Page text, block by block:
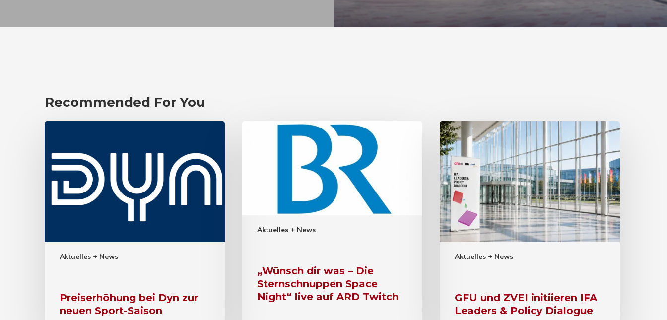
Recommended For You
Aktuelles + News
Preiserhöhung bei Dyn zur
neuen Sport-Saison
Aktuelles + News
„Wünsch dir was – Die
Sternschnuppen Space
Night“ live auf ARD Twitch
Aktuelles + News
GFU und ZVEI initiieren IFA
Leaders & Policy Dialogue